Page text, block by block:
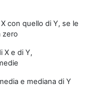
con quello di Y, se le
zero
X e di Y,
e mediana di Y